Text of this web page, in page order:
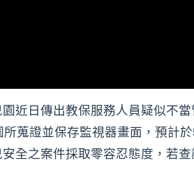
近日傳出教保服務人員疑似不
蒐證並保存監視器畫面，預計
全之案件採取零容忍態度，若